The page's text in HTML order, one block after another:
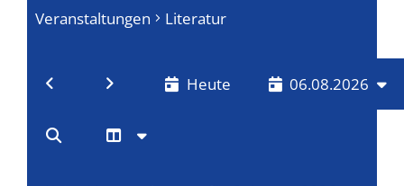
Veranstaltungen Literatur
Veranstaltungen
für
6.
V
Heute
06.08.2026